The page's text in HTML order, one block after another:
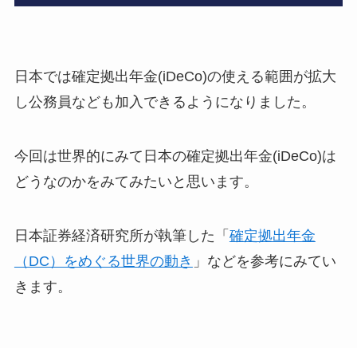
日本では確定拠出年金(iDeCo)の使える範囲が拡大
し公務員なども加入できるようになりました。
今回は世界的にみて日本の確定拠出年金(iDeCo)は
どうなのかをみてみたいと思います。
日本証券経済研究所が執筆した「 確定拠出年金
（DC）をめぐる世界の動き 」などを参考にみてい
きます。